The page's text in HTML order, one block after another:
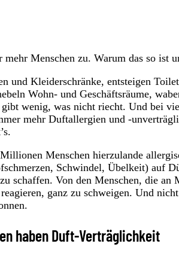
mehr Menschen zu. Warum das so ist
und Kleiderschränke, entsteigen
Wohn- und Geschäftsräume,
wenig, was nicht riecht. Und bei
mehr Duftallergien und -
Menschen hierzulande
Schwindel, Übelkeit) auf
schaffen. Von den Menschen, die
ganz zu schweigen. Und
haben Duft-Verträglichkeit